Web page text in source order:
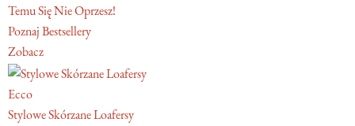
Temu Się Nie Oprzesz!
Poznaj Bestsellery
Zobacz
Ecco
Stylowe Skórzane Loafersy